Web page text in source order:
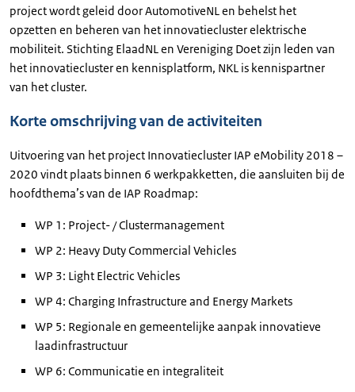
project wordt geleid door AutomotiveNL en behelst het
opzetten en beheren van het innovatiecluster elektrische
mobiliteit. Stichting ElaadNL en Vereniging Doet zijn leden van
het innovatiecluster en kennisplatform, NKL is kennispartner
van het cluster.
Korte omschrijving van de activiteiten
Uitvoering van het project Innovatiecluster IAP eMobility 2018 –
2020 vindt plaats binnen 6 werkpakketten, die aansluiten bij de
hoofdthema’s van de IAP Roadmap:
WP 1: Project- / Clustermanagement
WP 2: Heavy Duty Commercial Vehicles
WP 3: Light Electric Vehicles
WP 4: Charging Infrastructure and Energy Markets
WP 5: Regionale en gemeentelijke aanpak innovatieve
laadinfrastructuur
WP 6: Communicatie en integraliteit